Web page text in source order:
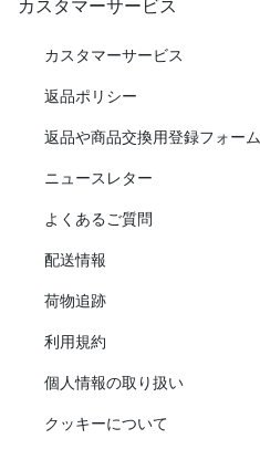
カスタマーサービス
カスタマーサービス
返品ポリシー
返品や商品交換用登録フォーム
ニュースレター
よくあるご質問
配送情報
荷物追跡
利用規約
個人情報の取り扱い
クッキーについて